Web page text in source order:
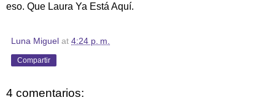
eso. Que Laura Ya Está Aquí.
Luna Miguel at 4:24 p. m.
Compartir
4 comentarios: